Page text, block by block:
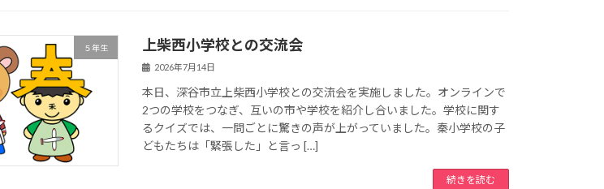
５年生 上柴西小学校との交流会
2026年7月14日
本日、深谷市立上柴西小学校との交流会を実施しました。オンラインで
2つの学校をつなぎ、互いの市や学校を紹介し合いました。学校に関す
るクイズでは、一問ごとに驚きの声が上がっていました。秦小学校の子
どもたちは「緊張した」と言っ […]
続きを読む